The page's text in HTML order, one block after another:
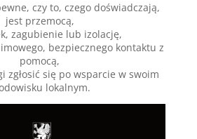
czy to, czego doświadczają,
jest przemocą,
zagubienie lub izolację,
bezpiecznego kontaktu z
pomocą,
zgłosić się po wsparcie w swoim
lokalnym.